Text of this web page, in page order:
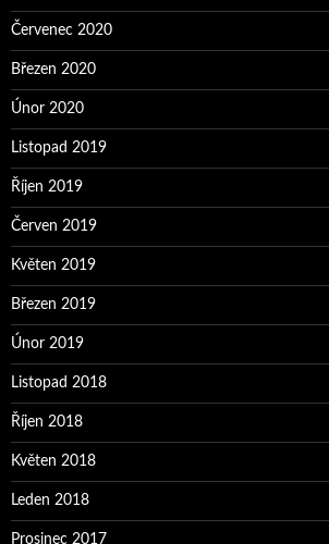
Červenec 2020
Březen 2020
Únor 2020
Listopad 2019
Říjen 2019
Červen 2019
Květen 2019
Březen 2019
Únor 2019
Listopad 2018
Říjen 2018
Květen 2018
Leden 2018
Prosinec 2017